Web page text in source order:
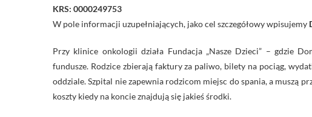
KRS: 0000249753
W pole informacji uzupełniających, jako cel szczegółowy wpisujemy
Przy klinice onkologii działa Fundacja „Nasze Dzieci” – gdzie
fundusze. Rodzice zbierają faktury za paliwo, bilety na pociąg,
oddziale. Szpital nie zapewnia rodzicom miejsc do spania, a muszą
koszty kiedy na koncie znajdują się jakieś środki.